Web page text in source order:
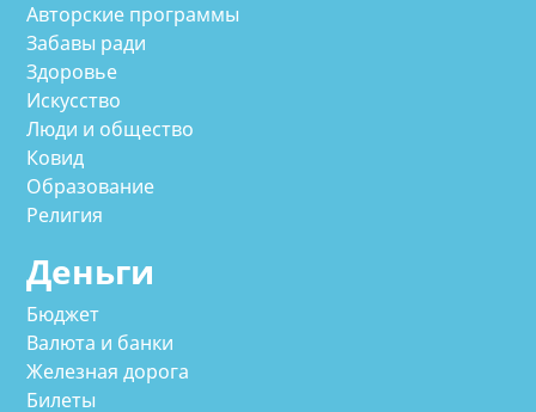
Авторские программы
Забавы ради
Здоровье
Искусство
Люди и общество
Ковид
Образование
Религия
Деньги
Бюджет
Валюта и банки
Железная дорога
Билеты